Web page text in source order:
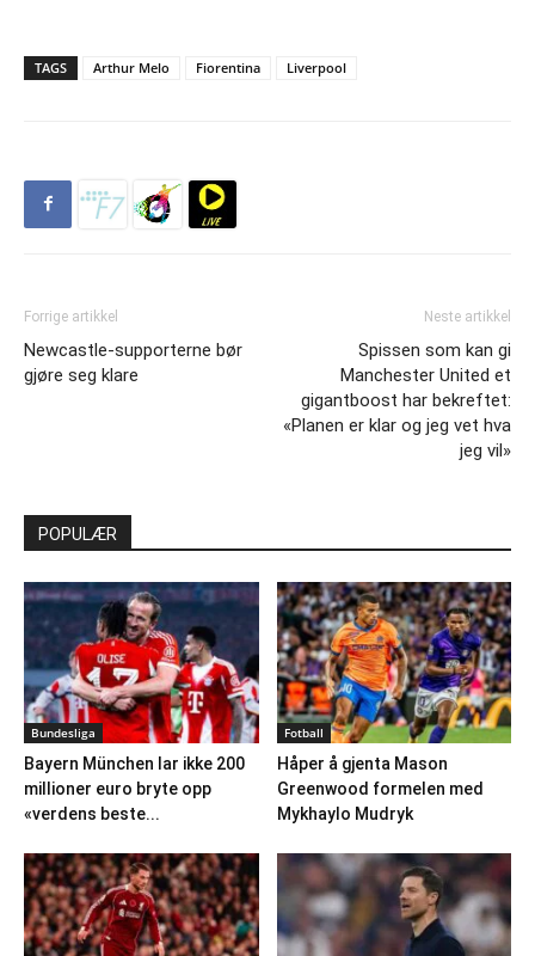
TAGS Arthur Melo Fiorentina Liverpool
Forrige artikkel
Newcastle-supporterne bør
gjøre seg klare
Neste artikkel
Spissen som kan gi
Manchester United et
gigantboost har bekreftet:
«Planen er klar og jeg vet hva
jeg vil»
POPULÆR
Bundesliga
Bayern München lar ikke 200
millioner euro bryte opp
«verdens beste...
Fotball
Håper å gjenta Mason
Greenwood formelen med
Mykhaylo Mudryk